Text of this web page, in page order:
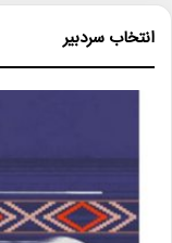
انتخاب سردبیر